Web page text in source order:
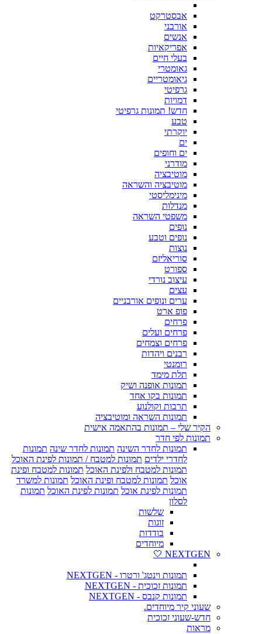
אבסטרקט
אורבני
אנשים
אפריקאיות
בעלי חיים
גאומטרי
גיאומטריים
גרפיטי
דמויות
חדש! תמונות גרפיטי
טבע
יוקרתי
ים
ים וחופים
מודרני
מוטיבציה
מוטיבציה והשראה
מינימליסטי
מנדלות
משפטי השראה
נופים
נופים וטבע
נוצות
סוריאליזם
ספורט
עיצוב נורדי
עצים
ערים ונופים אורבניים
פופ ארט
פרחים
פרחים ועלים
פרחים וצמחים
רבנים ויהדות
רומנטי
תלת מימד
תמונות אופנה ושיק
תמונות בקו אחד
תרבות וקולנוע
תמונות השראה ומוטיבציה
הקיר שלי – תמונות בהתאמה אישית
תמונות לפי חדר
תמונות לחדר השינה תמונות לחדר שינה תמונות
לחדרי ילדים תמונות למטבח / תמונות לפינת האוכל
תמונות למטבח ולפינת האוכל תמונות למטבח ופינת
אוכל תמונות למטבח ופינת האוכל תמונות למשרד
תמונות לפינת אוכל תמונות לפינת האוכל תמונות
לסלון
שלשות
זוגות
בודדות
מיוחדים
NEXTGEN 🤍
תמונות וינטג' ורטרו - NEXTGEN
תמונות זכוכית - NEXTGEN
תמונות קנבס - NEXTGEN
שעוני קיר מיוחדים.
חדש-שעוני זכוכית
מראות